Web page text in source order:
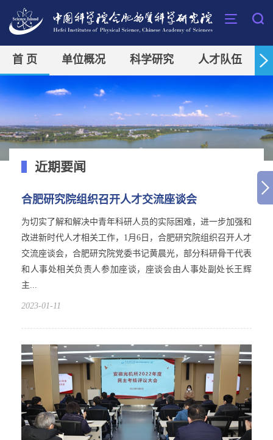
首 页 单位概况 科学研究 人才队伍
近期要闻
合肥研究院组织召开人才交流座谈会
为切实了解和解决中青年科研人员的实际困难，进一步加强和
改进新时代人才相关工作，1月6日，合肥研究院组织召开人才
交流座谈会，合肥研究院党委书记黄晨光，部分科研骨干代表
和人事处相关负责人参加座谈，座谈会由人事处副处长王辉
主...
2023-01-11